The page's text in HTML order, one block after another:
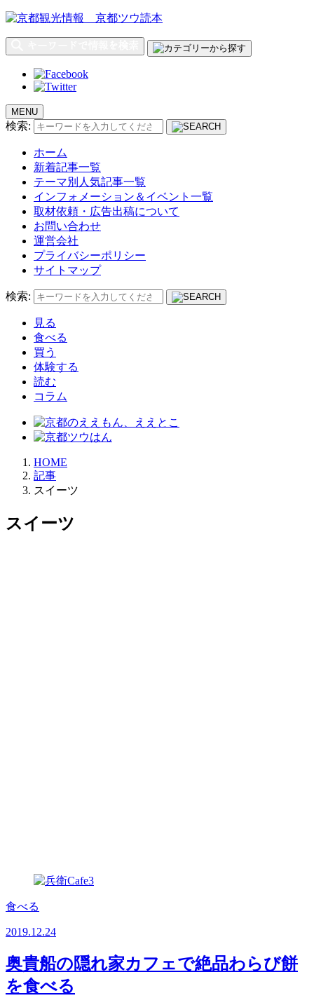
MENU
検索:
ホーム
新着記事一覧
テーマ別人気記事一覧
インフォメーション＆イベント一覧
取材依頼・広告出稿について
お問い合わせ
運営会社
プライバシーポリシー
サイトマップ
検索:
見る
食べる
買う
体験する
読む
コラム
HOME
記事
スイーツ
スイーツ
食べる
2019.12.24
奥貴船の隠れ家カフェで絶品わらび餅
を食べる